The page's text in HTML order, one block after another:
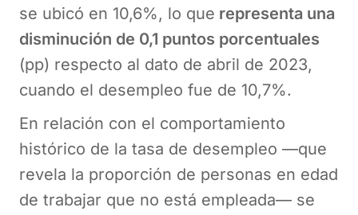
se ubicó en 10,6%, lo que representa una
disminución de 0,1 puntos porcentuales
(pp) respecto al dato de abril de 2023,
cuando el desempleo fue de 10,7%.
En relación con el comportamiento
histórico de la tasa de desempleo —que
revela la proporción de personas en edad
de trabajar que no está empleada— se